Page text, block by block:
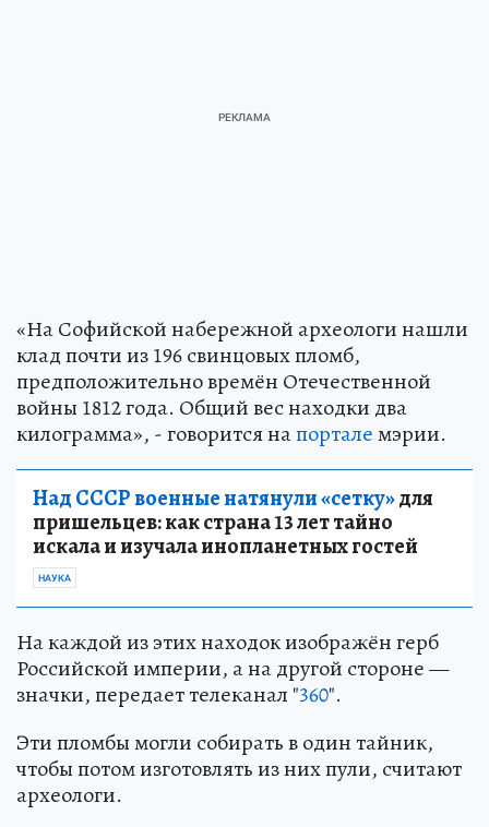
«На Софийской набережной археологи нашли
клад почти из 196 свинцовых пломб,
предположительно времён Отечественной
войны 1812 года. Общий вес находки два
килограмма», - говорится напорталемэрии.
Над СССР военные натянули «сетку»для
пришельцев: как страна 13 лет тайно
искала и изучала инопланетных гостей
НАУКА
На каждой из этих находок изображён герб
Российской империи, а на другой стороне —
значки, передает телеканал "360".
Эти пломбы могли собирать в один тайник,
чтобы потом изготовлять из них пули, считают
археологи.